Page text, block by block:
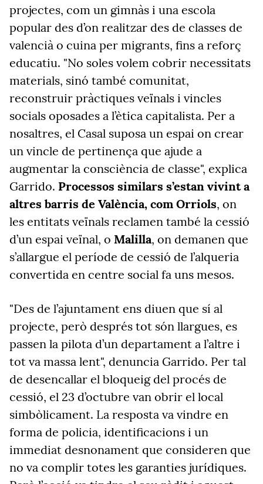
projectes, com un gimnàs i una escola
popular des d’on realitzar des de classes de
valencià o cuina per migrants, fins a reforç
educatiu. "No soles volem cobrir necessitats
materials, sinó també comunitat,
reconstruir pràctiques veïnals i vincles
socials oposades a l’ètica capitalista. Per a
nosaltres, el Casal suposa un espai on crear
un vincle de pertinença que ajude a
augmentar la consciència de classe", explica
Garrido. Processos similars s’estan vivint a
altres barris de València, com Orriols, on
les entitats veïnals reclamen també la cessió
d’un espai veïnal, o Malilla, on demanen que
s’allargue el període de cessió de l’alqueria
convertida en centre social fa uns mesos.
"Des de l’ajuntament ens diuen que sí al
projecte, però després tot són llargues, es
passen la pilota d’un departament a l’altre i
tot va massa lent", denuncia Garrido. Per tal
de desencallar el bloqueig del procés de
cessió, el 23 d’octubre van obrir el local
simbòlicament. La resposta va vindre en
forma de policia, identificacions i un
immediat desnonament que consideren que
no va complir totes les garanties jurídiques.